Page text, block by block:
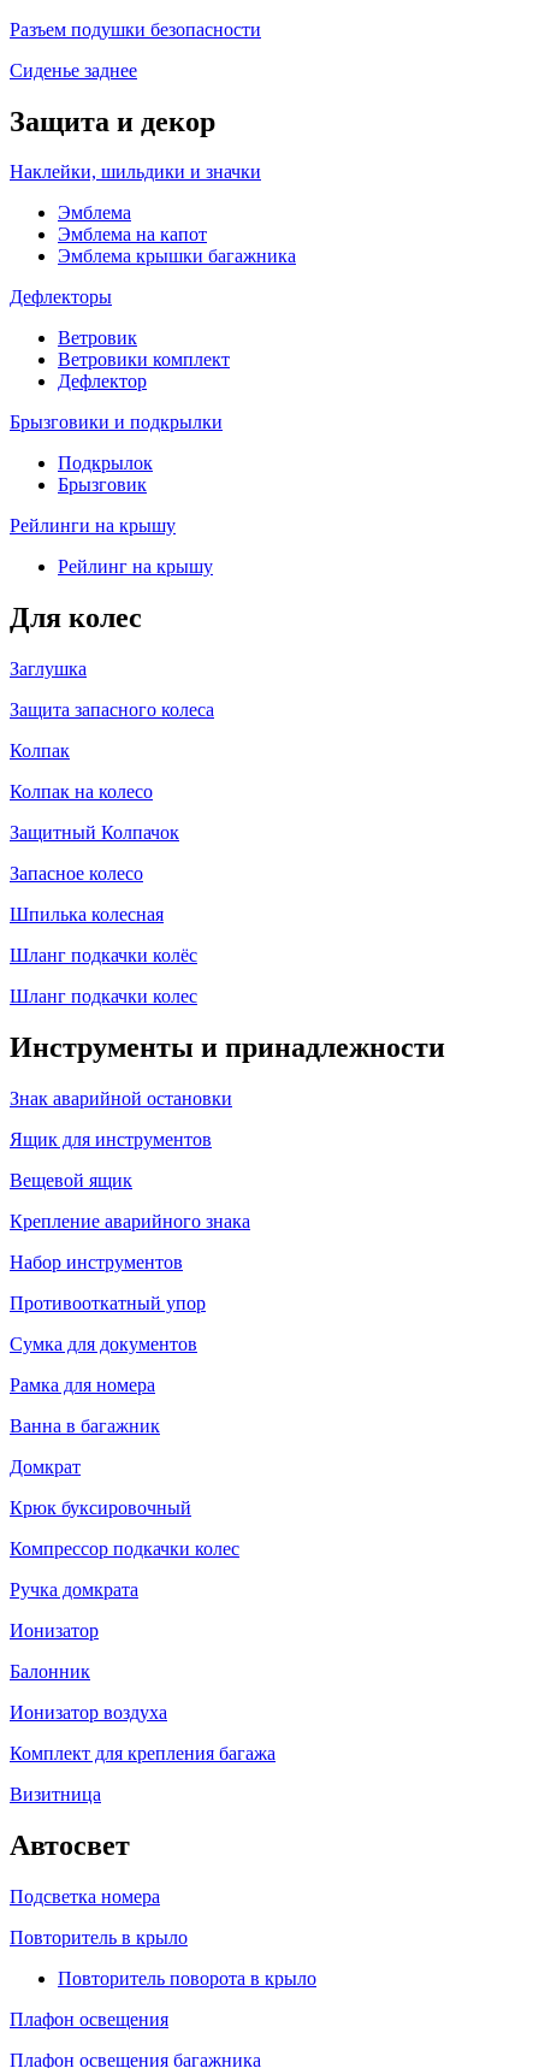
Разъем подушки безопасности
Сиденье заднее
Защита и декор
Наклейки, шильдики и значки
Эмблема
Эмблема на капот
Эмблема крышки багажника
Дефлекторы
Ветровик
Ветровики комплект
Дефлектор
Брызговики и подкрылки
Подкрылок
Брызговик
Рейлинги на крышу
Рейлинг на крышу
Для колес
Заглушка
Защита запасного колеса
Колпак
Колпак на колесо
Защитный Колпачок
Запасное колесо
Шпилька колесная
Шланг подкачки колёс
Шланг подкачки колес
Инструменты и принадлежности
Знак аварийной остановки
Ящик для инструментов
Вещевой ящик
Крепление аварийного знака
Набор инструментов
Противооткатный упор
Сумка для документов
Рамка для номера
Ванна в багажник
Домкрат
Крюк буксировочный
Компрессор подкачки колес
Ручка домкрата
Ионизатор
Балонник
Ионизатор воздуха
Комплект для крепления багажа
Визитница
Автосвет
Подсветка номера
Повторитель в крыло
Повторитель поворота в крыло
Плафон освещения
Плафон освещения багажника